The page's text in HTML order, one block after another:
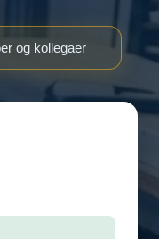
og kollegaer